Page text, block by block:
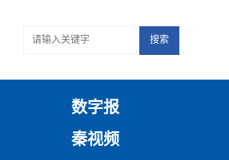
搜索
数字报
秦视频